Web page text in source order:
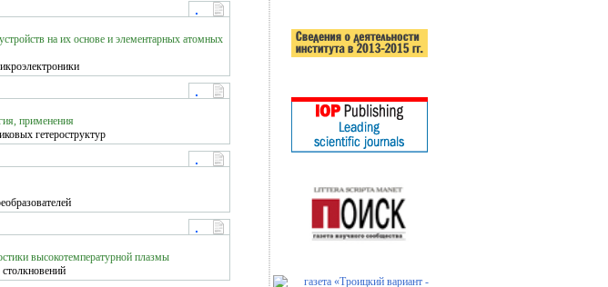
на их основе и элементарных атомных
применения
гетероструктур
высокотемпературной плазмы